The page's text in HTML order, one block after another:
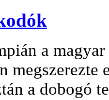
a
a dobogó